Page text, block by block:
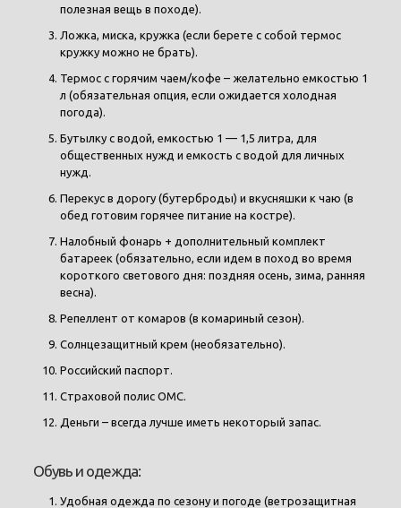
полезная вещь в походе).
Ложка, миска, кружка (если берете с собой термос
кружку можно не брать).
Термос с горячим чаем/кофе – желательно емкостью 1
л (обязательная опция, если ожидается холодная
погода).
Бутылку с водой, емкостью 1 — 1,5 литра, для
общественных нужд и емкость с водой для личных
нужд.
Перекус в дорогу (бутерброды) и вкусняшки к чаю (в
обед готовим горячее питание на костре).
Налобный фонарь + дополнительный комплект
батареек (обязательно, если идем в поход во время
короткого светового дня: поздняя осень, зима, ранняя
весна).
Репеллент от комаров (в комариный сезон).
Солнцезащитный крем (необязательно).
Российский паспорт.
Страховой полис ОМС.
Деньги – всегда лучше иметь некоторый запас.
Обувь и одежда:
Удобная одежда по сезону и погоде (ветрозащитная